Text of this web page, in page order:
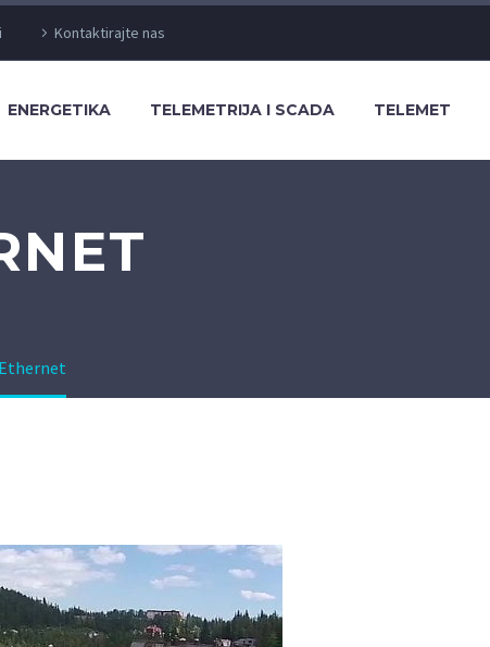
Kontaktirajte nas
ENERGETIKA TELEMETRIJA I SCADA TELEMET
Ethernet